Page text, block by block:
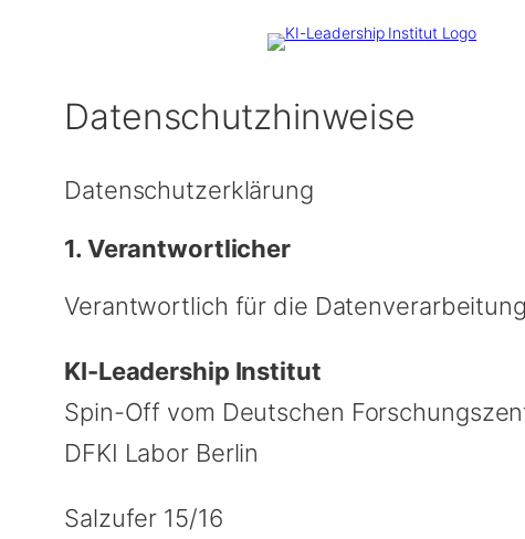
Datenschutzhinweise
Datenschutzerklärung
1. Verantwortlicher
Verantwortlich für die
KI-Leadership Institut
Spin-Off vom Deutschen
DFKI Labor Berlin
Salzufer 15/16